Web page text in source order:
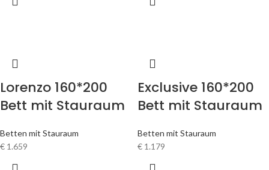
Lorenzo 160*200
Bett mit Stauraum
Betten mit Stauraum
€ 1.659
Exclusive 160*200
Bett mit Stauraum
Betten mit Stauraum
€ 1.179